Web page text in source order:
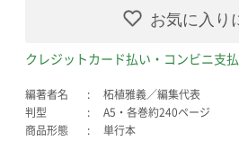
お気に入り
クレジットカード払い・コンビニ支
編著者名
柘植雅義／編集代表
判型
A5・各巻約240ページ
商品形態
単行本